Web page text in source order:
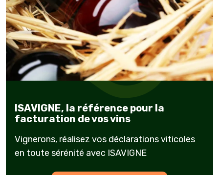
ISAVIGNE, la référence pour la
facturation de vos vins
Vignerons, réalisez vos déclarations viticoles
en toute sérénité avec ISAVIGNE